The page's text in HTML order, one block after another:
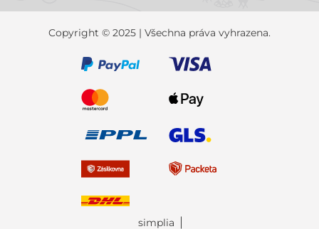
Copyright © 2025 | Všechna práva vyhrazena.
simplia